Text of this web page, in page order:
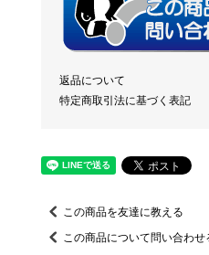
返品について
特定商取引法に基づく表記
この商品を友達に教える
この商品について問い合わせ